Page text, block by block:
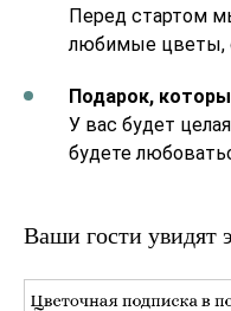
Перед стартом
любимые цветы,
Подарок,
У вас будет
будете
Ваши гости увидят